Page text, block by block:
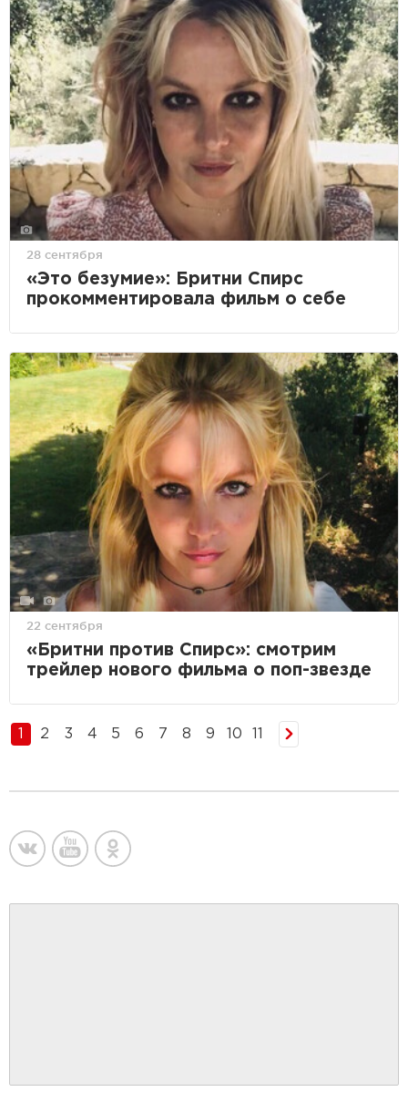
28 сентября
«Это безумие»: Бритни Спирс
прокомментировала фильм о себе
22 сентября
«Бритни против Спирс»: смотрим
трейлер нового фильма о поп-звезде
2 3 4 5 6 7 8 9 10